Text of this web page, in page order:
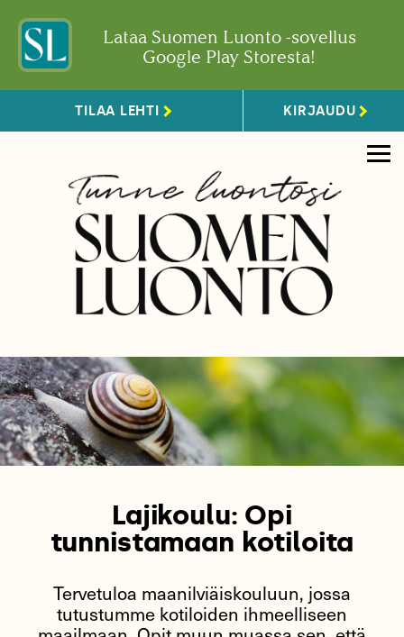
Lataa Suomen Luonto -sovellus
Google Play Storesta!
TILAA LEHTI KIRJAUDU
Lajikoulu: Opi
tunnistamaan kotiloita
Tervetuloa maanilviäiskouluun, jossa
tutustumme kotiloiden ihmeelliseen